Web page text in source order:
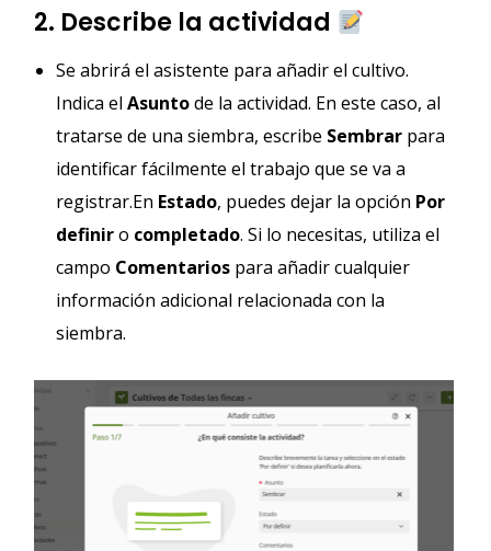
2. Describe la actividad
Se abrirá el asistente para añadir el cultivo.
Indica el Asuntode la actividad. En este caso, al
tratarse de una siembra, escribe Sembrar para
identificar fácilmente el trabajo que se va a
registrar.En Estado, puedes dejar la opción Por
definiro completado. Si lo necesitas, utiliza el
campo Comentarios para añadir cualquier
información adicional relacionada con la
siembra.